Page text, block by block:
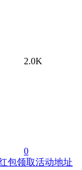
2.0K
0